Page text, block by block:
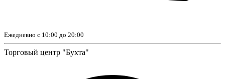
Ежедневно с 10:00 до 20:00
Торговый центр "Бухта"